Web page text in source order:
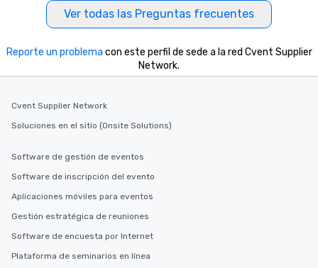
Ver todas las Preguntas frecuentes
Reporte un problema con este perfil de sede a la red Cvent Supplier
Network.
Cvent Supplier Network
Soluciones en el sitio (Onsite Solutions)
Software de gestión de eventos
Software de inscripción del evento
Aplicaciones móviles para eventos
Gestión estratégica de reuniones
Software de encuesta por Internet
Plataforma de seminarios en línea